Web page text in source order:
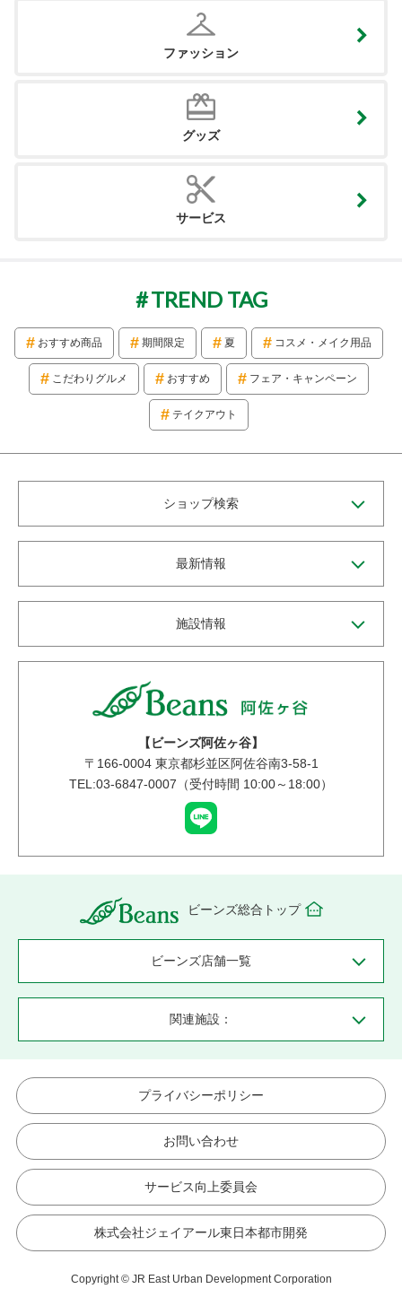
ファッション
グッズ
サービス
TREND TAG
おすすめ商品 期間限定 夏 コスメ・メイク用品
こだわりグルメ おすすめ フェア・キャンペーン
テイクアウト
ショップ検索
最新情報
施設情報
【ビーンズ阿佐ヶ谷】
〒 166-0004東京都杉並区阿佐谷南3-58-1
TEL:03-6847-0007（受付時間 10:00～18:00）
ビーンズ総合トップ
ビーンズ店舗一覧
関連施設：
プライバシーポリシー
お問い合わせ
サービス向上委員会
株式会社ジェイアール東日本都市開発
Copyright © JR East Urban Development Corporation